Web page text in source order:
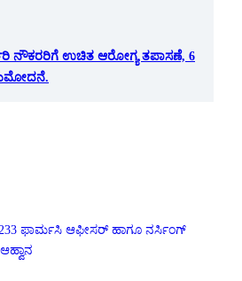
ನೌಕರರಿಗೆ ಉಚಿತ ಆರೋಗ್ಯ ತಪಾಸಣೆ, 6
233 ಫಾರ್ಮಸಿ ಆಫೀಸರ್ ಹಾಗೂ ನರ್ಸಿಂಗ್